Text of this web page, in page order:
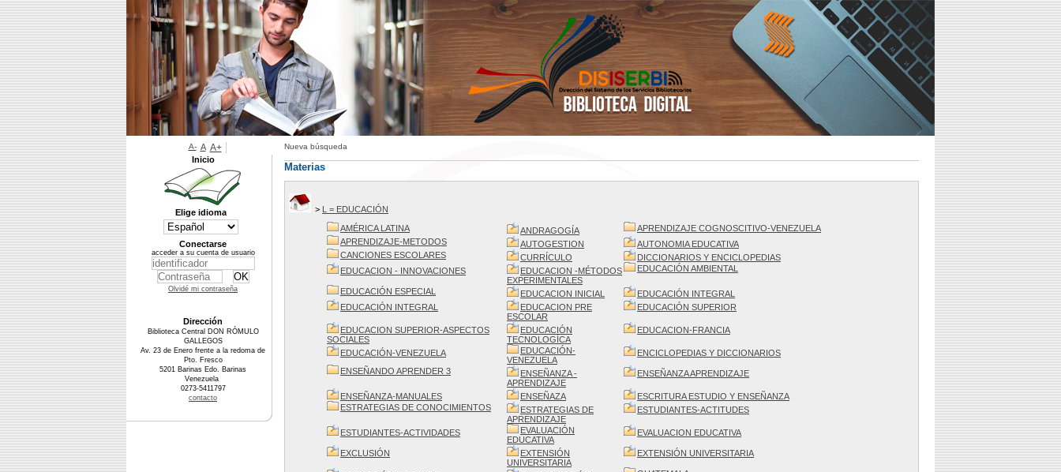
Nueva búsqueda
Materias
> L = EDUCACIÓN
AMÉRICA LATINA
ANDRAGOGÍA
APRENDIZAJE COGNOSCITIVO-VENEZUELA
APRENDIZAJE-METODOS
AUTOGESTION
AUTONOMIA EDUCATIVA
CANCIONES ESCOLARES
CURRÍCULO
DICCIONARIOS Y ENCICLOPEDIAS
EDUCACION - INNOVACIONES
EDUCACION -MÉTODOS
EXPERIMENTALES
EDUCACIÓN AMBIENTAL
EDUCACIÓN ESPECIAL EDUCACION INICIAL
EDUCACIÓN INTEGRAL
EDUCACIÓN INTEGRAL
EDUCACION PRE
ESCOLAR
EDUCACIÓN SUPERIOR
EDUCACION SUPERIOR-ASPECTOS
SOCIALES
EDUCACIÓN
TECNOLOGÍCA
EDUCACION-FRANCIA
EDUCACIÓN-VENEZUELA
EDUCACIÓN-
VENEZUELA
ENCICLOPEDIAS Y DICCIONARIOS
ENSEÑANDO APRENDER 3
ENSEÑANZA -
APRENDIZAJE
ENSEÑANZA APRENDIZAJE
ENSEÑANZA-MANUALES ENSEÑAZA
ESCRITURA ESTUDIO Y ENSEÑANZA
ESTRATEGIAS DE CONOCIMIENTOS
ESTRATEGIAS DE
APRENDIZAJE
ESTUDIANTES-ACTITUDES
ESTUDIANTES-ACTIVIDADES
EVALUACIÓN
EDUCATIVA
EVALUACION EDUCATIVA
EXCLUSIÓN
EXTENSIÓN
UNIVERSITARIA
EXTENSIÓN UNIVERSITARIA
A- A A+
Inicio
Elige idioma
Conectarse
acceder a su cuenta de usuario
Olvidé mi contraseña
Dirección
Biblioteca Central DON RÓMULO
GALLEGOS
Av. 23 de Enero frente a la redoma de
Pto. Fresco
5201 Barinas Edo. Barinas
Venezuela
0273-5411797
contacto